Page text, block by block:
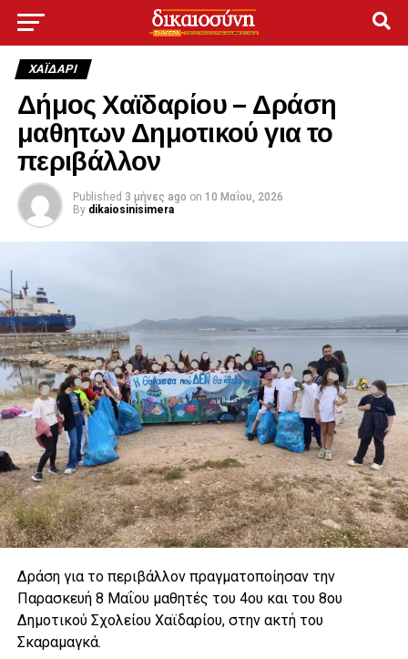
ΧΑΪΔΑΡΙ
Δήμος Χαϊδαρίου – Δράση
μαθητων Δημοτικού για το
περιβάλλον
Published 3 μήνες ago on 10 Μαΐου, 2026
By dikaiosinisimera
Δράση για το περιβάλλον πραγματοποίησαν την
Παρασκευή 8 Μαΐου μαθητές του 4ου και του 8ου
Δημοτικού Σχολείου Χαϊδαρίου, στην ακτή του
Σκαραμαγκά.